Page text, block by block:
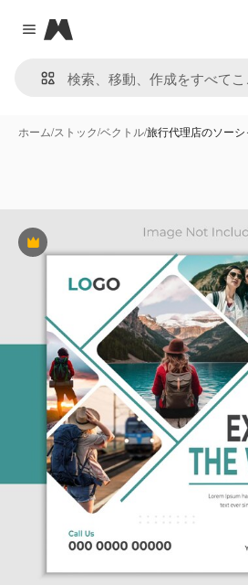
Close menu
Magnific
ホーム/ストック/ベクトル/旅行代理店のソー
Premium